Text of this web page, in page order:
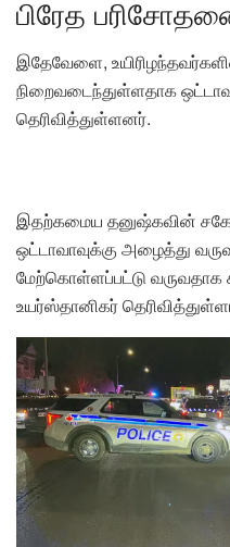
பிரேத
இதேவேளை,
நிறைவடைந்துள்ளதாக
தெரிவித்துள்ளனர்.
இதற்கமைய தனுஷ்கவின்
ஒட்டாவாவுக்கு அழைத்து
மேற்கொள்ளப்பட்டு
உயர்ஸ்தானிகர்